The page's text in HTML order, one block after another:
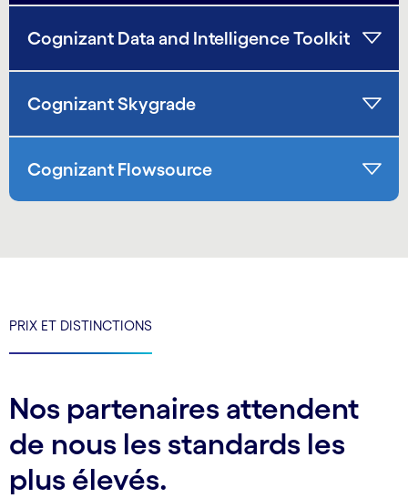
Cognizant Data and Intelligence Toolkit
Cognizant Skygrade
Cognizant Flowsource
PRIX ET DISTINCTIONS
Nos partenaires attendent
de nous les standards les
plus élevés.